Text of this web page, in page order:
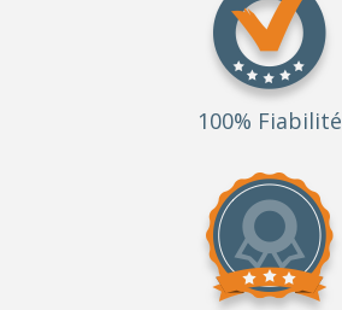
100% Fiabilité